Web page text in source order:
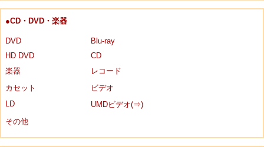
●CD・DVD・楽器
DVD
Blu-ray
HD DVD
CD
楽器
レコード
カセット
ビデオ
LD
UMDビデオ(⇒)
その他